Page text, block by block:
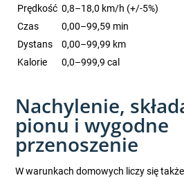
Prędkość 0,8–18,0 km/h (+/-5%)
Czas
0,00–99,59 min
Dystans
0,00–99,99 km
Kalorie
0,0–999,9 cal
Nachylenie,
pionu i wygodne
przenoszenie
W warunkach domowych liczy się